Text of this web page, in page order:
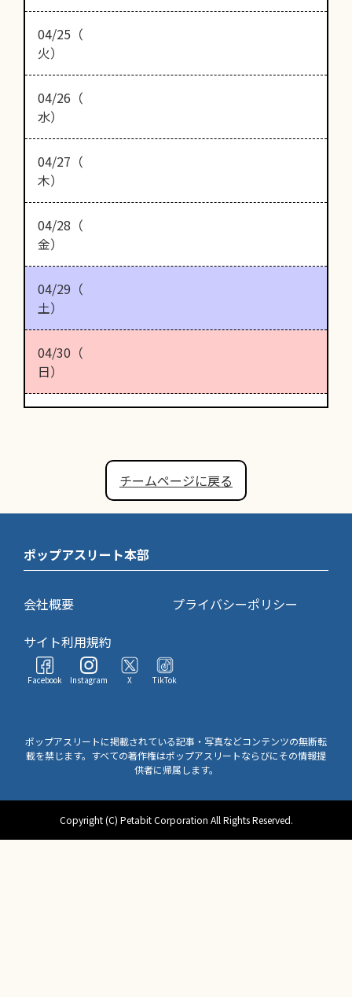
04/25（
火）
04/26（
水）
04/27（
木）
04/28（
金）
04/29（
土）
04/30（
日）
チームページに戻る
ポップアスリート本部
会社概要
プライバシーポリシー
サイト利用規約
Facebook Instagram X TikTok
ポップアスリートに掲載されている記事・写真などコンテンツの無断転
載を禁じます。すべての著作権はポップアスリートならびにその情報提
供者に帰属します。
Copyright (C) Petabit Corporation All Rights Reserved.